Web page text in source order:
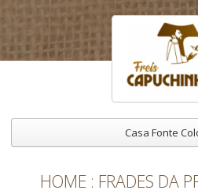
Casa Fonte
HOME FRADES DA